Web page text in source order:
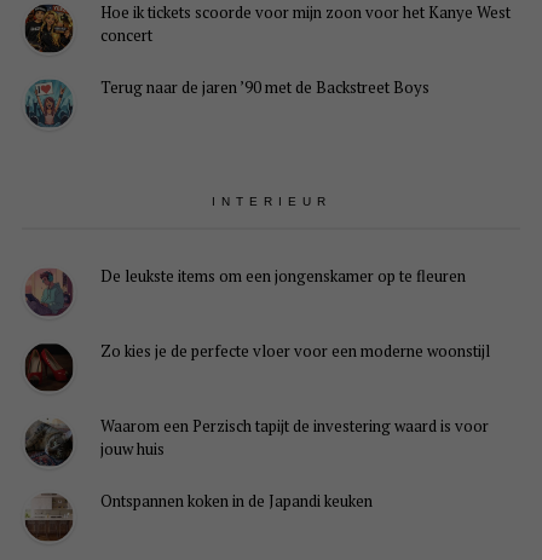
Hoe ik tickets scoorde voor mijn zoon voor het Kanye West
concert
Terug naar de jaren ’90 met de Backstreet Boys
INTERIEUR
De leukste items om een jongenskamer op te fleuren
Zo kies je de perfecte vloer voor een moderne woonstijl
Waarom een Perzisch tapijt de investering waard is voor
jouw huis
Ontspannen koken in de Japandi keuken
dat
je
inhoud
niet
kunt
uitgeschakeld.